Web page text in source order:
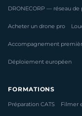
DRONECORP — réseau de
Acheter un drone pro
Accompagnement
Déploiement européen
FORMATIONS
Préparation CATS Filmer